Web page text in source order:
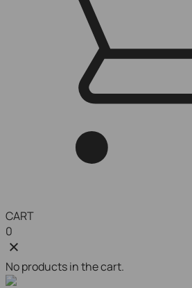
CART
0
No products in the cart.